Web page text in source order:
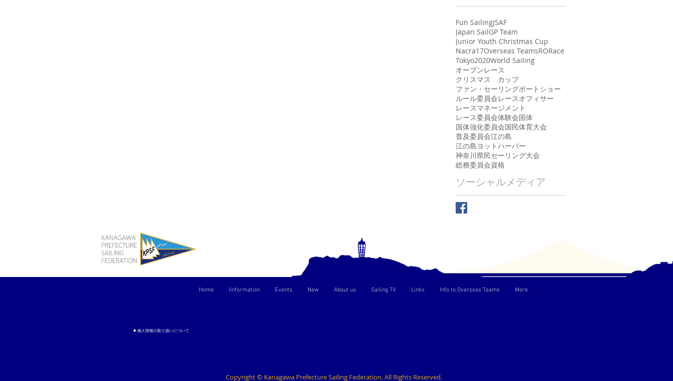
Fun SailingJSAF
Japan SailGP Team
Junior Youth Christmas Cup
Nacra17Overseas TeamsRORace
Tokyo2020World Sailing
オープンレース
クリスマス カップ
ファン・セーリングボートショー
ルール委員会レースオフィサー
レースマネージメント
レース委員会体験会国体
国体強化委員会国民体育大会
普及委員会江の島
江の島ヨットハーバー
神奈川県民セーリング大会
総務委員会資格
ソーシャルメディア
Home Iinformation Events New About us Sailing TV Links Info to Overseas Teams More
▶個人情報の取り扱いについて
Copyright © Kanagawa Prefecture Sailing Federation. All Rights Reserved.